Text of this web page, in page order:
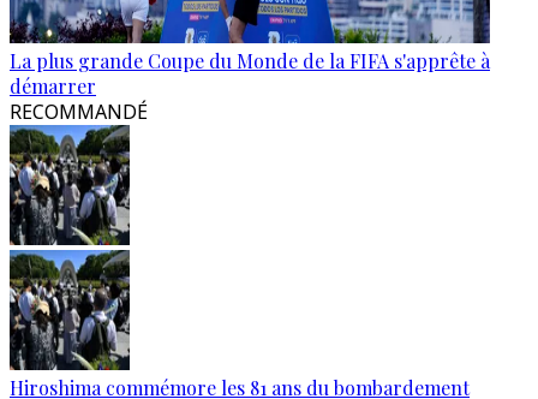
La plus grande Coupe du Monde de la FIFA s'apprête à
démarrer
RECOMMANDÉ
Hiroshima commémore les 81 ans du bombardement